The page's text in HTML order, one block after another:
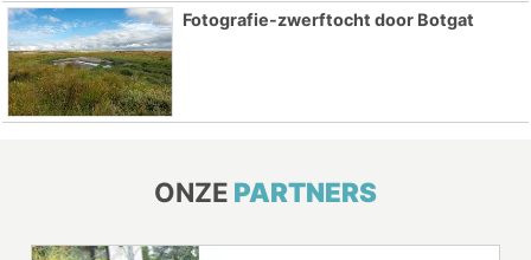
Fotografie-zwerftocht door Botgat
ONZE PARTNERS